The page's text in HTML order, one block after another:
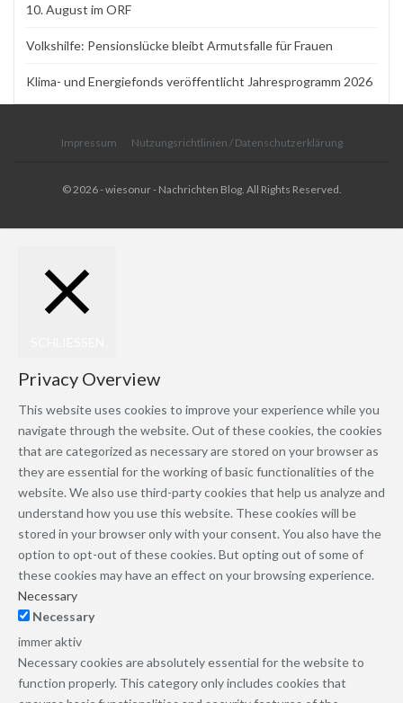
10. August im ORF
Volkshilfe: Pensionslücke bleibt Armutsfalle für Frauen
Klima- und Energiefonds veröffentlicht Jahresprogramm 2026
Impressum Nutzungsrichtlinien / Datenschutzerklärung
© 2026 - wiesonur - Nachrichten Blog. All Rights Reserved.
Privacy Overview
This website uses cookies to improve your experience while you
navigate through the website. Out of these cookies, the cookies
that are categorized as necessary are stored on your browser as
they are essential for the working of basic functionalities of the
website. We also use third-party cookies that help us analyze and
understand how you use this website. These cookies will be
stored in your browser only with your consent. You also have the
option to opt-out of these cookies. But opting out of some of
these cookies may have an effect on your browsing experience.
Necessary
Necessary
immer aktiv
Necessary cookies are absolutely essential for the website to
function properly. This category only includes cookies that